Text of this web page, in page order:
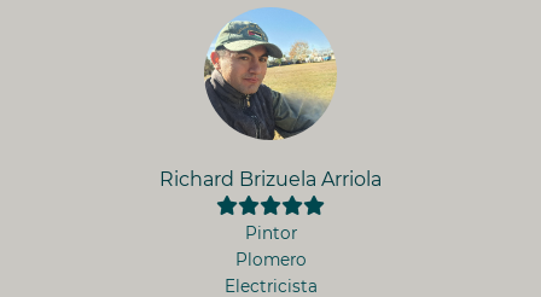
Richard Brizuela Arriola
Pintor
Plomero
Electricista